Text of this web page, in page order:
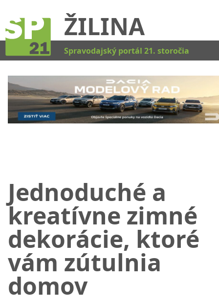
ŽILINA
Spravodajský portál 21. storočia
Jednoduché a
kreatívne zimné
dekorácie, ktoré
vám zútulnia
domov